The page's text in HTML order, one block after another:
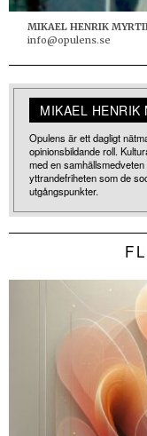
MIKAEL HENRIK
info@opulens.se
MIKAEL HENRIK
Opulens är ett dagligt
opinionsbildande roll.
med en
yttrandefriheten som de
utgångspunkter.